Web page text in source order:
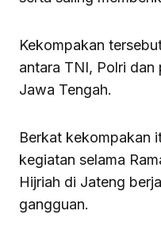
Kekompakan
antara TNI, Polri dan
Jawa Tengah.
Berkat kekompakan
kegiatan selama
Hijriah di Jateng
gangguan.